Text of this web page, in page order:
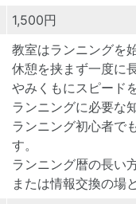
1,500円
教室はランニングを
休憩を挟まず一度に
やみくもにスピード
ランニングに必要な
ランニング初心者で
す。
ランニング暦の長い
または情報交換の場